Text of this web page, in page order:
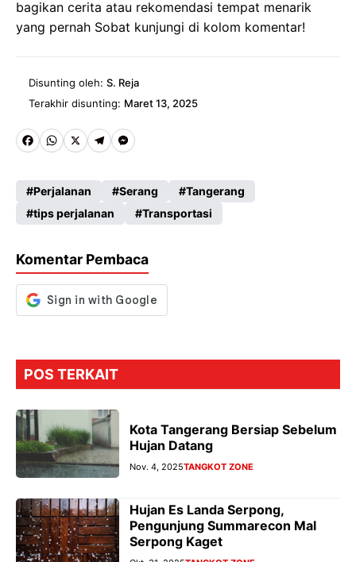
bagikan cerita atau rekomendasi tempat menarik
yang pernah Sobat kunjungi di kolom komentar!
Disunting oleh: S. Reja
Terakhir disunting: Maret 13, 2025
Fa
b
o
k
W
ts
A
p
X
Te
a
M
se
n
er
Perjalanan Serang
Tangerang
tips perjalanan
Transportasi
Komentar Pembaca
POS TERKAIT
Kota Tangerang Bersiap Sebelum
Hujan Datang
Nov. 4, 2025TANGKOT ZONE
Hujan Es Landa Serpong,
Pengunjung Summarecon Mal
Serpong Kaget